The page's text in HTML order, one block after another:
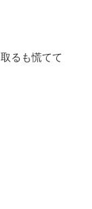
るも慌てて